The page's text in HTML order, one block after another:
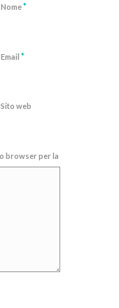
Nome*
Email *
Sito web
browser per la